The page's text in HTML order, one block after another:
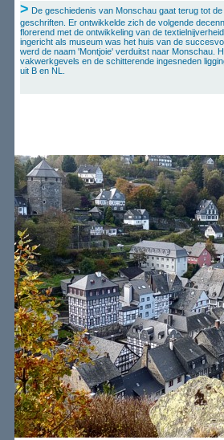
> De geschiedenis van Monschau gaat terug tot
geschriften. Er ontwikkelde zich de volgende
florerend met de ontwikkeling van de
ingericht als museum was het huis van de
werd de naam 'Montjoie' verduitst naar Monschau.
vakwerkgevels en de schitterende ingesneden
uit B en NL.